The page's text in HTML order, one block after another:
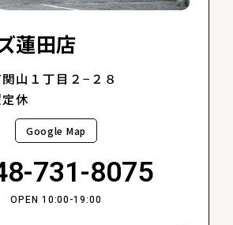
蓮田店
山１丁目２−２８
休
Google Map
731-8075
OPEN 10:00-19:00